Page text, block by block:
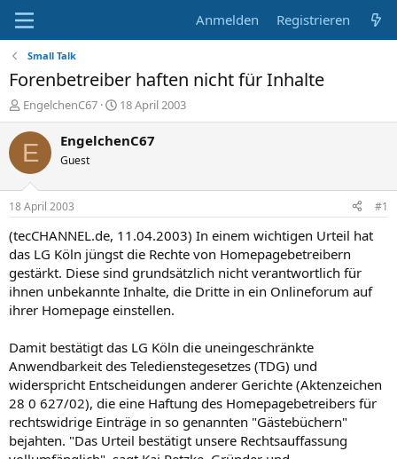
Anmelden Registrieren
Small Talk
Forenbetreiber haften nicht für Inhalte
E
r
s
e
r
EngelchenC67
E
r
s
t
a
m
18 April 2003
E EngelchenC67
Guest
18 April 2003 #1
(tecCHANNEL.de, 11.04.2003) In einem wichtigen Urteil hat
das LG Köln jüngst die Rechte von Homepagebetreibern
gestärkt. Diese sind grundsätzlich nicht verantwortlich für
ihnen unbekannte Inhalte, die Dritte in ein Onlineforum auf
ihrer Homepage einstellen.
Damit bestätigt das LG Köln die uneingeschränkte
Anwendbarkeit des Teledienstegesetzes (TDG) und
widerspricht Entscheidungen anderer Gerichte (Aktenzeichen
28 0 627/02), die eine Haftung des Homepagebetreibers für
rechtswidrige Einträge in so genannten "Gästebüchern"
bejahten. "Das Urteil bestätigt unsere Rechtsauffassung